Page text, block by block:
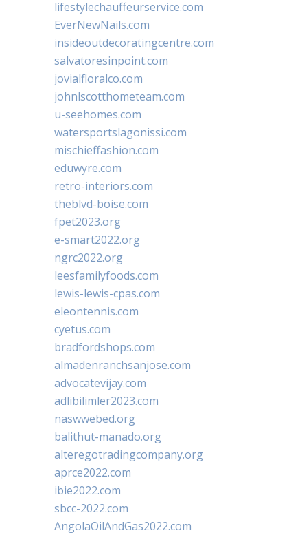
lifestylechauffeurservice.com
EverNewNails.com
insideoutdecoratingcentre.com
salvatoresinpoint.com
jovialfloralco.com
johnlscotthometeam.com
u-seehomes.com
watersportslagonissi.com
mischieffashion.com
eduwyre.com
retro-interiors.com
theblvd-boise.com
fpet2023.org
e-smart2022.org
ngrc2022.org
leesfamilyfoods.com
lewis-lewis-cpas.com
eleontennis.com
cyetus.com
bradfordshops.com
almadenranchsanjose.com
advocatevijay.com
adlibilimler2023.com
naswwebed.org
balithut-manado.org
alteregotradingcompany.org
aprce2022.com
ibie2022.com
sbcc-2022.com
AngolaOilAndGas2022.com